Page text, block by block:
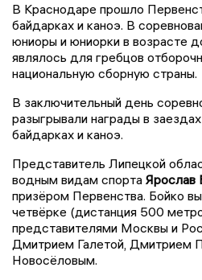
В Краснодаре прошло
байдарках и каноэ. В
юниоры и юниорки в возрасте
являлось для гребцов
национальную сборную страны.
В заключительный день
разыгрывали награды в
байдарках и каноэ.
Представитель Липецкой
водным видам спорта Ярослав
призёром Первенства. Бойко
четвёрке (дистанция 500
представителями Москвы и
Дмитрием Галетой, Дмитрием
Новосёловым.